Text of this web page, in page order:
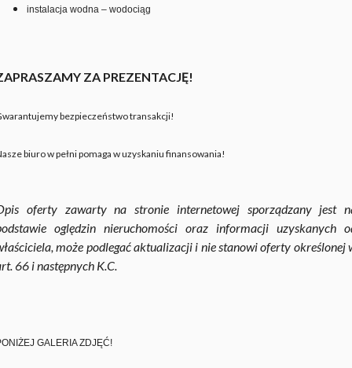
instalacja wodna – wodociąg
ZA PREZENTACJĘ!
bezpieczeństwo transakcji!
biuro w pełni pomaga w uzyskaniu finansowania!
oferty zawarty na stronie internetowej sporządzany jest
oględzin nieruchomości oraz informacji uzyskanych
może podlegać aktualizacji i nie stanowi oferty określonej
66 i następnych K.C.
GALERIA ZDJĘĆ!